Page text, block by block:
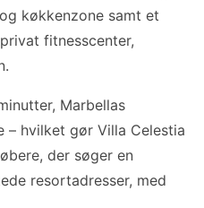
køkkenzone samt et
fitnesscenter,
Marbellas
– hvilket gør Villa Celestia
der søger en
resortadresser, med